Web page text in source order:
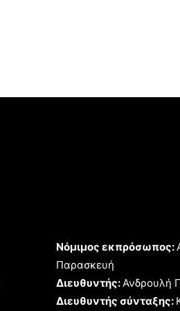
Νόμιμος εκπρόσωπος:
Παρασκευή
Διευθυντής:Ανδρουλή
Διευθυντής σύνταξης: